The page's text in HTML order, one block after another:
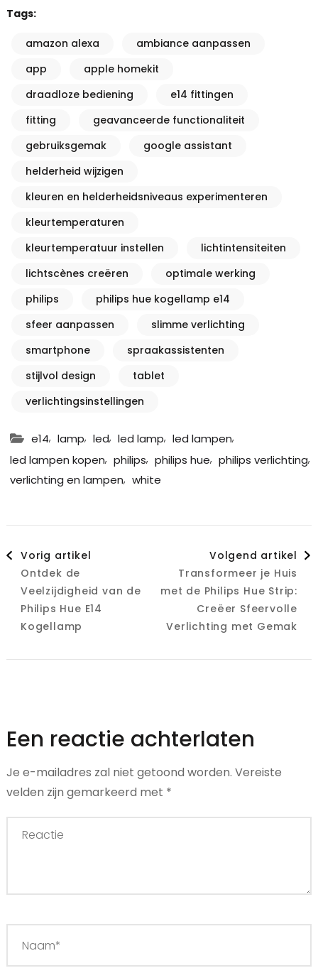
Tags:
amazon alexa
ambiance aanpassen
app
apple homekit
draadloze bediening
e14 fittingen
fitting
geavanceerde functionaliteit
gebruiksgemak
google assistant
helderheid wijzigen
kleuren en helderheidsniveaus experimenteren
kleurtemperaturen
kleurtemperatuur instellen
lichtintensiteiten
lichtscènes creëren
optimale werking
philips
philips hue kogellamp e14
sfeer aanpassen
slimme verlichting
smartphone
spraakassistenten
stijlvol design
tablet
verlichtingsinstellingen
e14, lamp, led, led lamp, led lampen,
led lampen kopen, philips, philips hue, philips verlichting,
verlichting en lampen, white
Berichtnavigatie
Vorig artikel
Ontdek de
Veelzijdigheid van de
Philips Hue E14
Kogellamp
Volgend artikel
Transformeer je Huis
met de Philips Hue Strip:
Creëer Sfeervolle
Verlichting met Gemak
Een reactie achterlaten
Je e-mailadres zal niet getoond worden. Vereiste
velden zijn gemarkeerd met *